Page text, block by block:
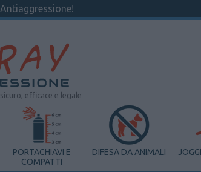
efficace e legale
PORTACHIAVI E
COMPATTI
DIFESA DA ANIMALI